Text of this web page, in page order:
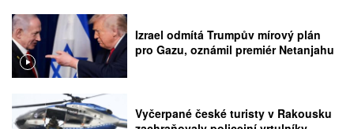
Izrael odmítá Trumpův mírový plán
pro Gazu, oznámil premiér Netanjahu
Vyčerpané české turisty v Rakousku